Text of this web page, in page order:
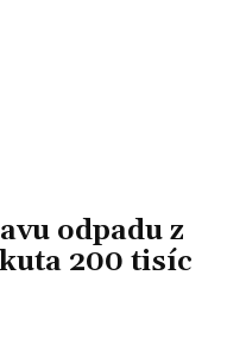
odpadu z
200 tisíc